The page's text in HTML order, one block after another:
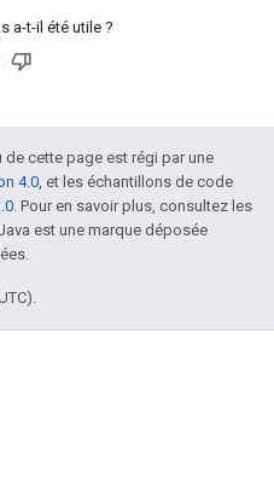
a-t-il été utile ?
cette page est régi par une
4.0, et les échantillons de code
. Pour en savoir plus, consultez les
est une marque déposée